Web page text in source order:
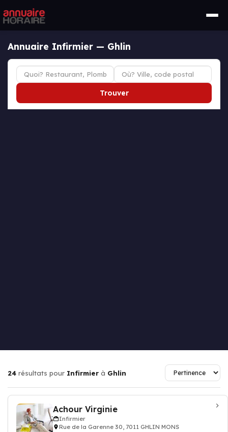
Annuaire Infirmier — Ghlin
Trouver
24 résultats pour Infirmier à Ghlin
Achour Virginie
Infirmier
Rue de la Garenne 30, 7011 GHLIN MONS